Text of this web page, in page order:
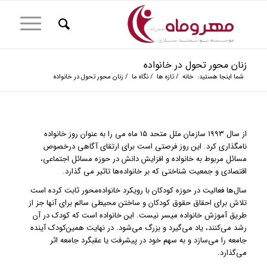
زنان محور تحول در خانواده
شما اینجا هستید: خانه / تازه ها / نگاه ما / زنان محور تحول در خانواده
از سال ۱۹۹۳ سازمان ملل متحد ۱۵ ماه می را به عنوان روز خانواده
نامگذاری کرد. این روز فرصتی است برای ارتقای آگاهی درخصوص
مسائل مربوط به خانواده و افزایش دانش در حوزه مسائل اجتماعی،
اقتصادی و جمعیت شناختی که بر خانواده‌ها تاثیر می گذارد.
سال‌ها فعالیت در حوزه کودکان با رویکرد خانواده‌محور ثابت کرده است
تلاش برای احقاق حقوق کودکان و ساختن محیطی سالم برای آنها جز از
طریق آموزش خانواده میسر نیست. این خانواده است که کودک در آن
رشد می‌کنند، یاد می‌گیرد و بزرگ می‌شود. در نهایت همین‌کودک آینده
جامعه را می‌سازد و به سهم خود در پیشرفت یا عقبگرد جامعه اثر
می‌گذارد.